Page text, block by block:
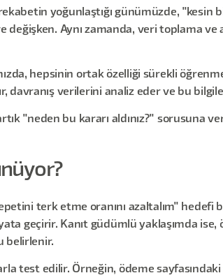
yoğunlaştığı günümüzde, "kesin
Aynı zamanda, veri toplama ve
hepsinin ortak özelliği sürekli
davranış verilerini analiz eder ve bu
"neden bu kararı aldınız?" sorusuna
terk etme oranını azaltalım"
geçirir. Kanıt güdümlü yaklaşımda
belirlenir.
test edilir. Örneğin, ödeme